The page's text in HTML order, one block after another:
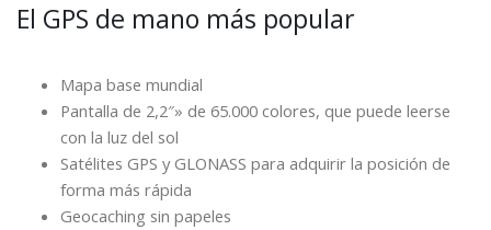
El GPS de mano más popular
Mapa base mundial
Pantalla de 2,2″» de 65.000 colores, que puede leerse
con la luz del sol
Satélites GPS y GLONASS para adquirir la posición de
forma más rápida
Geocaching sin papeles